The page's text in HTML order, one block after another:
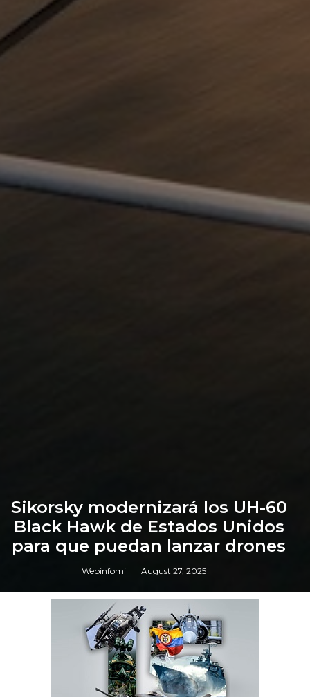
Sikorsky modernizará los UH-60
Black Hawk de Estados Unidos
para que puedan lanzar drones
Webinfomil August 27, 2025